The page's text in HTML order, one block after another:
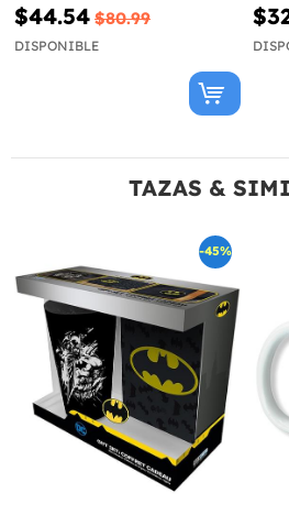
$44.54 $80.99
DISPONIBLE
TAZAS &
-45%